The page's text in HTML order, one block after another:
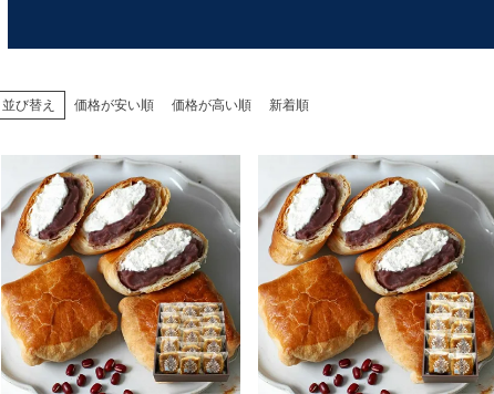
並び替え 価格が安い順 価格が高い順 新着順